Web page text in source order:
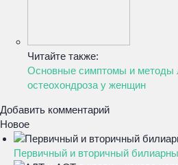
Читайте также:
Основные симптомы и методы
остеохондроза у женщин
Добавить комментарий
Новое
Первичный и вторичный